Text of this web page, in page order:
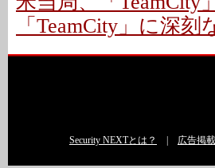
「TeamCity」に深
Security NEXTとは？ 広告掲